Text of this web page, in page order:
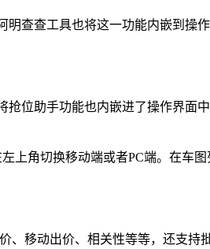
查查工具也将这一功能内嵌到操
位助手功能也内嵌进了操作界面
上角切换移动端或者PC端。在车
、移动出价、相关性等等，还支持